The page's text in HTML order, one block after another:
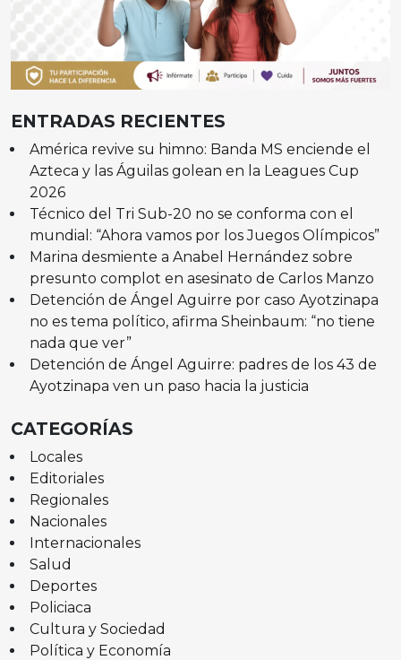
ENTRADAS RECIENTES
América revive su himno: Banda MS enciende el
Azteca y las Águilas golean en la Leagues Cup
2026
Técnico del Tri Sub-20 no se conforma con el
mundial: “Ahora vamos por los Juegos Olímpicos”
Marina desmiente a Anabel Hernández sobre
presunto complot en asesinato de Carlos Manzo
Detención de Ángel Aguirre por caso Ayotzinapa
no es tema político, afirma Sheinbaum: “no tiene
nada que ver”
Detención de Ángel Aguirre: padres de los 43 de
Ayotzinapa ven un paso hacia la justicia
CATEGORÍAS
Locales
Editoriales
Regionales
Nacionales
Internacionales
Salud
Deportes
Policiaca
Cultura y Sociedad
Política y Economía